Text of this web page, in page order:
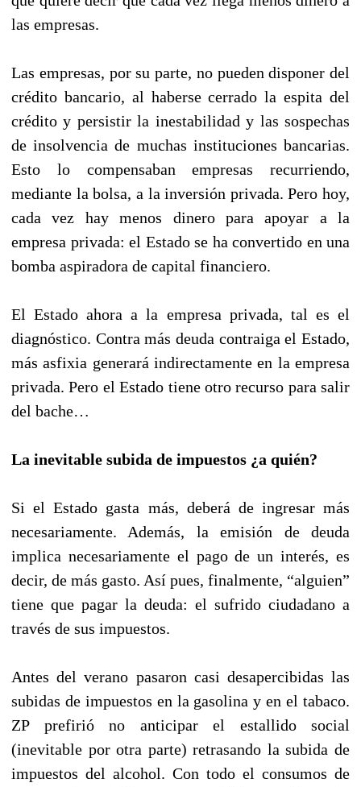
las empresas.
Las empresas, por su parte, no pueden disponer del
crédito bancario, al haberse cerrado la espita del
crédito y persistir la inestabilidad y las sospechas
de insolvencia de muchas instituciones bancarias.
Esto lo compensaban empresas recurriendo,
mediante la bolsa, a la inversión privada. Pero hoy,
cada vez hay menos dinero para apoyar a la
empresa privada: el Estado se ha convertido en una
bomba aspiradora de capital financiero.
El Estado ahora a la empresa privada, tal es el
diagnóstico. Contra más deuda contraiga el Estado,
más asfixia generará indirectamente en la empresa
privada. Pero el Estado tiene otro recurso para salir
del bache…
La inevitable subida de impuestos ¿a quién?
Si el Estado gasta más, deberá de ingresar más
necesariamente. Además, la emisión de deuda
implica necesariamente el pago de un interés, es
decir, de más gasto. Así pues, finalmente, “alguien”
tiene que pagar la deuda: el sufrido ciudadano a
través de sus impuestos.
Antes del verano pasaron casi desapercibidas las
subidas de impuestos en la gasolina y en el tabaco.
ZP prefirió no anticipar el estallido social
(inevitable por otra parte) retrasando la subida de
impuestos del alcohol. Con todo el consumos de